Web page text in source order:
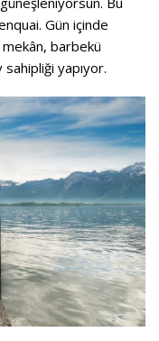
Gün içinde
barbekü
yapıyor.